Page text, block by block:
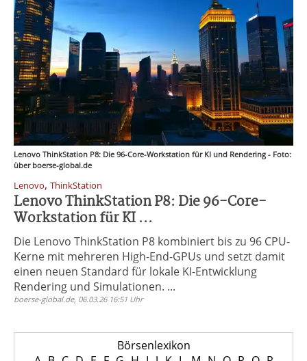
Lenovo ThinkStation P8: Die 96-Core-Workstation für KI und Rendering - Foto:
über boerse-global.de
Lenovo, ThinkStation
Lenovo ThinkStation P8: Die 96-Core-
Workstation für KI ...
Die Lenovo ThinkStation P8 kombiniert bis zu 96 CPU-
Kerne mit mehreren High-End-GPUs und setzt damit
einen neuen Standard für lokale KI-Entwicklung
Rendering und Simulationen. ...
boerse-global.de, 06.03.26 16:51 Uhr
Börsenlexikon